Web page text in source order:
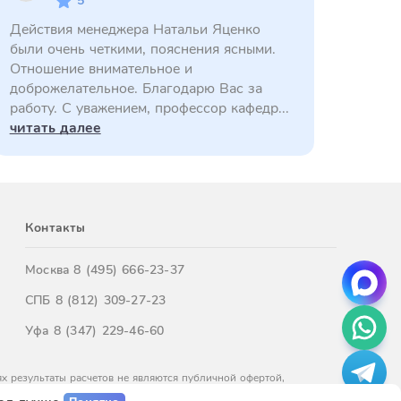
Действия менеджера Натальи Яценко
были очень четкими, пояснения ясными.
Отношение внимательное и
доброжелательное. Благодарю Вас за
работу. С уважением, профессор кафедр...
читать далее
Контакты
Москва8 (495) 666-23-37
СПБ 8 (812) 309-27-23
Уфа 8 (347) 229-46-60
расчетов не являются публичной офертой,
к нашим менеджерам.